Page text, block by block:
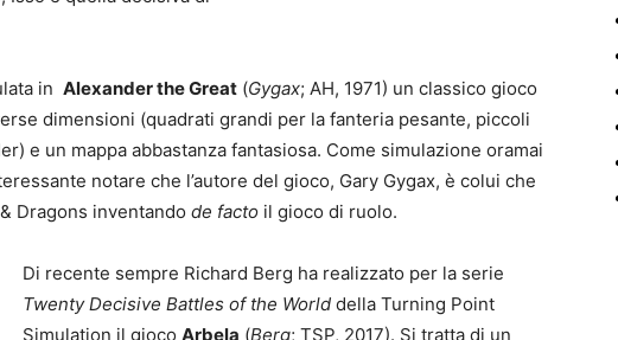
in Alexander the Great (Gygax; AH, 1971) un classico gioco
dimensioni (quadrati grandi per la fanteria pesante, piccoli
e un mappa abbastanza fantasiosa. Come simulazione oramai
notare che l’autore del gioco, Gary Gygax, è colui che
Dragons inventando de facto il gioco di ruolo.
Di recente sempre Richard Berg ha realizzato per la serie
Twenty Decisive Battles of the World della Turning Point
Simulation il gioco Arbela (Berg; TSP, 2017). Si tratta di un